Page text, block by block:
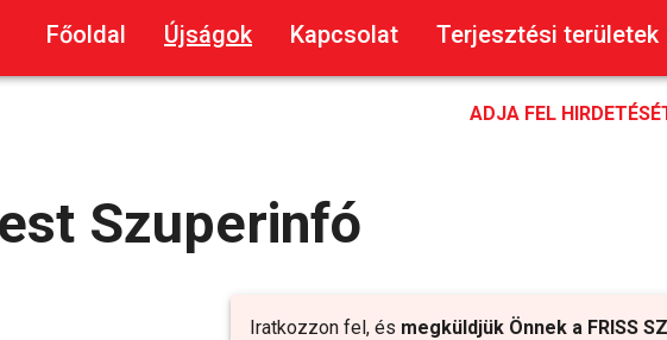
Főoldal Újságok Kapcsolat Terjesztési területek
ADJA FEL
Szuperinfó
Iratkozzon fel, és megküldjük Önnek a FRISS